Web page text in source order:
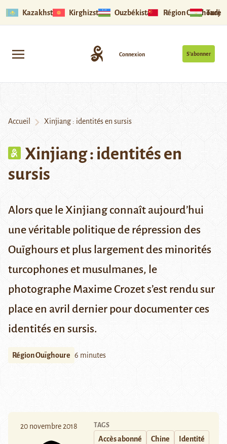
Kazakhstan Kirghizstan Ouzbékistan Région Ouïghoure
S’abonner
Connexion
Accueil Xinjiang : identités en sursis
Xinjiang : identités en
sursis
Alors que le Xinjiang connaît aujourd’hui
une véritable politique de répression des
Ouïghours et plus largement des minorités
turcophones et musulmanes, le
photographe Maxime Crozet s’est rendu sur
place en avril dernier pour documenter ces
identités en sursis.
Région Ouïghoure 6 minutes
20 novembre 2018 TAGS
Accès abonné Chine Identité